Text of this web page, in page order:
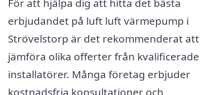
För att hjälpa dig att hitta det bästa
erbjudandet på luft luft värmepump i
Strövelstorp är det rekommenderat att
jämföra olika offerter från kvalificerade
installatörer. Många företag erbjuder
kostnadsfria konsultationer och